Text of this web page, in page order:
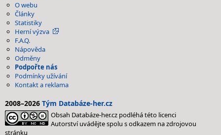
O webu
Články
Statistiky
Herní výzva
F.A.Q.
Nápověda
Odměny
Podpořte nás
Podmínky užívání
Kontakt a reklama
2008–2026 Tým Databáze-her.cz
Obsah Databáze-her.cz podléhá této licenci
Autorství uvádějte spolu s odkazem na zdrojovou
stránku